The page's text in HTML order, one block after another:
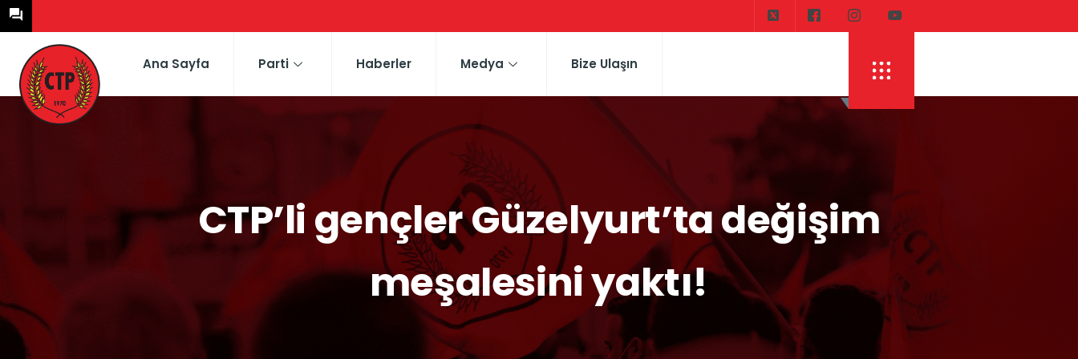
Ana Sayfa Parti Haberler Medya Bize Ulaşın
CTP’li gençler Güzelyurt’ta değişim
meşalesini yaktı!